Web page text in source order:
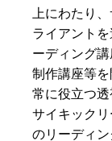
上にわたり
ライアント
ーディング
制作講座等
常に役立つ透
サイキック
のリーディ